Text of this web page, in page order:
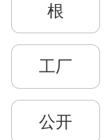
根
工厂
公开